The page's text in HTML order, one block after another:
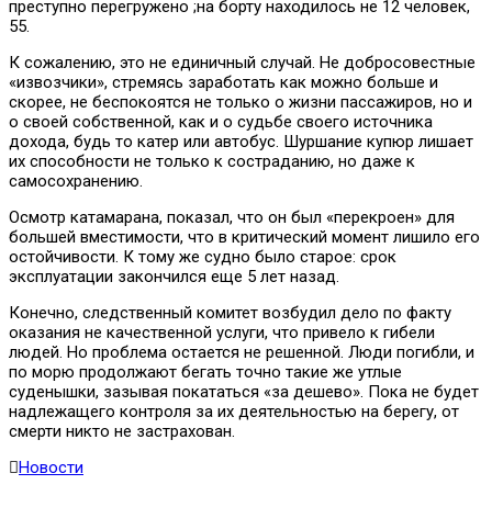
преступно перегружено ;на борту находилось не 12 человек,
55.
К сожалению, это не единичный случай. Не добросовестные
«извозчики», стремясь заработать как можно больше и
скорее, не беспокоятся не только о жизни пассажиров, но и
о своей собственной, как и о судьбе своего источника
дохода, будь то катер или автобус. Шуршание купюр лишает
их способности не только к состраданию, но даже к
самосохранению.
Осмотр катамарана, показал, что он был «перекроен» для
большей вместимости, что в критический момент лишило его
остойчивости. К тому же судно было старое: срок
эксплуатации закончился еще 5 лет назад.
Конечно, следственный комитет возбудил дело по факту
оказания не качественной услуги, что привело к гибели
людей. Но проблема остается не решенной. Люди погибли, и
по морю продолжают бегать точно такие же утлые
суденышки, зазывая покататься «за дешево». Пока не будет
надлежащего контроля за их деятельностью на берегу, от
смерти никто не застрахован.
Новости